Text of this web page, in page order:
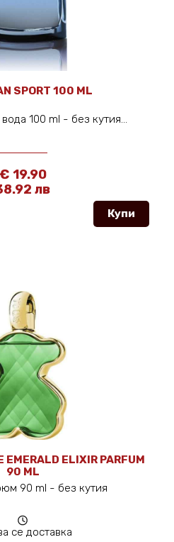
SPORT 100 ML
100 ml - без кутия...
€ 19.90
лв
Купи
EMERALD ELIXIR PARFUM
90 ML
90 ml - без кутия
се доставка